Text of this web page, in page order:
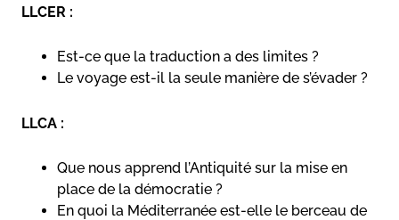
LLCER :
Est-ce que la traduction a des limites ?
Le voyage est-il la seule manière de s’évader ?
LLCA :
Que nous apprend l’Antiquité sur la mise en
place de la démocratie ?
En quoi la Méditerranée est-elle le berceau de